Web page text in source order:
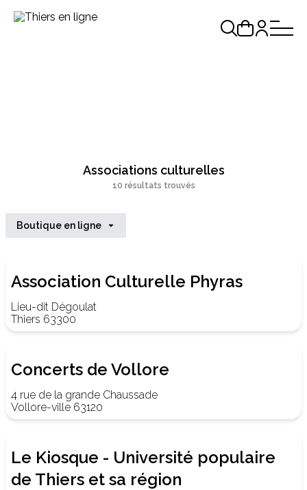
Associations culturelles
10 résultats trouvés
Boutique en ligne
Association Culturelle Phyras
Lieu-dit Dégoulat
Thiers 63300
Concerts de Vollore
4 rue de la grande Chaussade
Vollore-ville 63120
Le Kiosque - Université populaire
de Thiers et sa région